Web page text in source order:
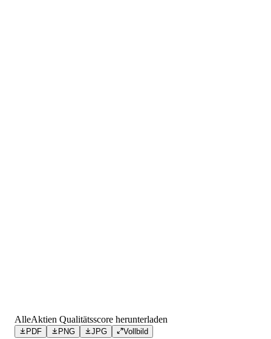
AlleAktien Qualitätsscore herunterladen
PDF PNG JPG Vollbild